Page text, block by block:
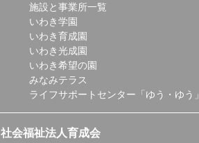
施設と事業所一覧
いわき学園
いわき育成園
いわき光成園
いわき希望の園
みなみテラス
ライフサポートセンター「ゆう・ゆう」
社会福祉法人育成会